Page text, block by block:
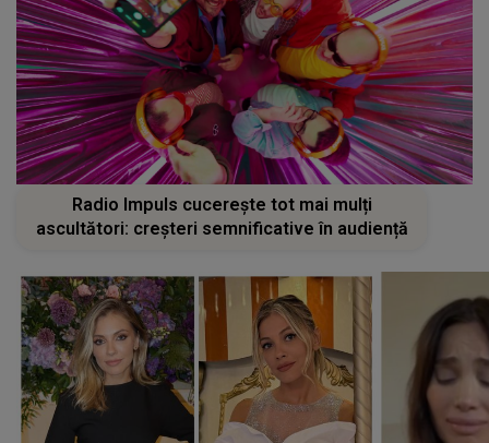
Radio Impuls cucerește tot mai mulți
ascultători: creșteri semnificative în audiență